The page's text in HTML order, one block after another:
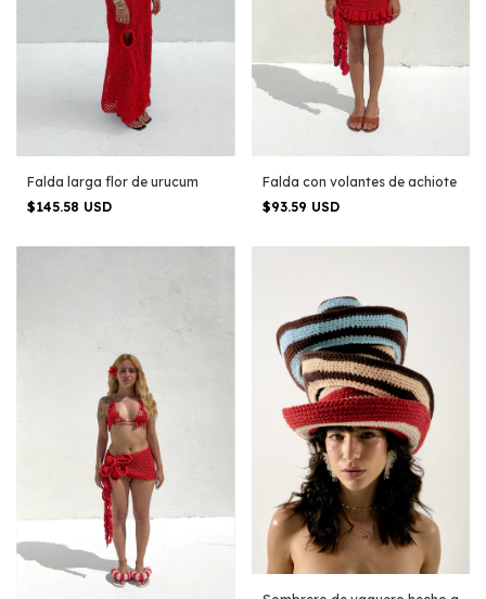
Falda larga flor de urucum
$145.58 USD
Falda con volantes de achiote
$93.59 USD